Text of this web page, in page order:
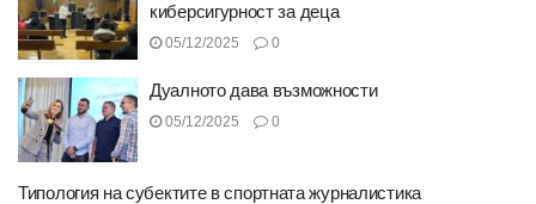
киберсигурност за деца
05/12/2025 0
Дуалното дава възможности
05/12/2025 0
Типология на субектите в спортната журналистика